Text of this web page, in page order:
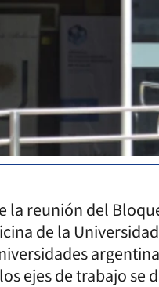
la reunión del
de la
ejes de trabajo se